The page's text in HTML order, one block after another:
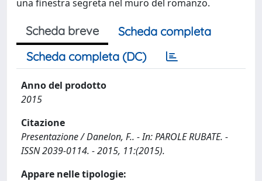
una finestra segreta nel muro del romanzo.
Scheda breve
Scheda completa
Scheda completa (DC)
Anno del prodotto
2015
Citazione
Presentazione / Danelon, F.. - In: PAROLE RUBATE. -
ISSN 2039-0114. - 2015, 11:(2015).
Appare nelle tipologie: